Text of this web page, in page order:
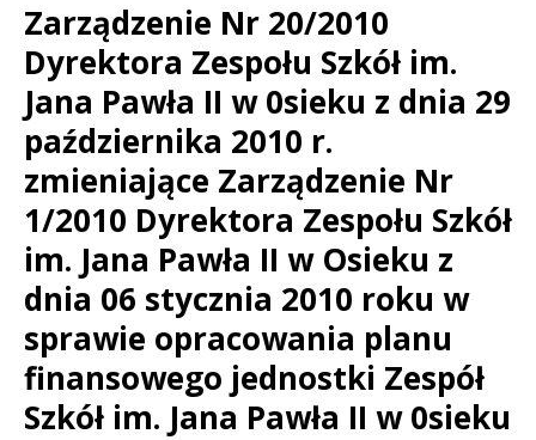
Zarządzenie Nr 20/2010
Dyrektora Zespołu Szkół im.
Jana Pawła II w 0sieku z dnia 29
października 2010 r.
zmieniające Zarządzenie Nr
1/2010 Dyrektora Zespołu Szkół
im. Jana Pawła II w Osieku z
dnia 06 stycznia 2010 roku w
sprawie opracowania planu
finansowego jednostki Zespół
Szkół im. Jana Pawła II w 0sieku